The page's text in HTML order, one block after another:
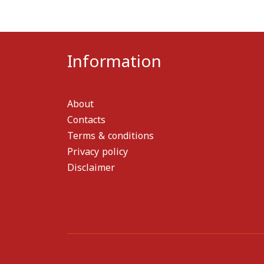
Information
About
Contacts
Terms & conditions
Privacy policy
Disclaimer